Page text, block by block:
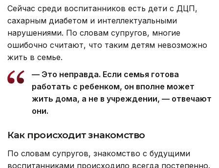
Сейчас среди воспитанников есть дети с ДЦП,
сахарным диабетом и интеллектуальными
нарушениями. По словам супругов, многие
ошибочно считают, что таким детям невозможно
жить в семье.
— Это неправда. Если семья готова
работать с ребенком, он вполне может
жить дома, а не в учреждении, — отвечают
они.
Как происходит знакомство
По словам супругов, знакомство с будущими
воспитанниками происходило всегда постепенно.